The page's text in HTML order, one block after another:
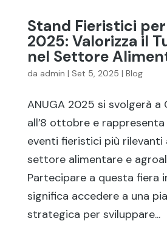
Stand Fieristici
2025: Valorizza il
nel Settore
da admin | Set 5, 2025 | Blog
ANUGA 2025 si svolgerà a
all’8 ottobre e
eventi fieristici più rilevanti
settore alimentare e
Partecipare a questa fiera
significa accedere a una
strategica per sviluppare...